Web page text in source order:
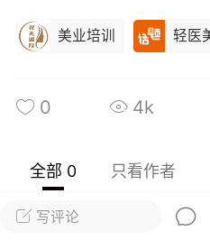
闪充小白罐
充小白罐 = 闪充大白肌（仪
产品）×极光嫩肤啫喱（产
护...写评论
美业培训 轻医
0 4k
全部 0 只看作者